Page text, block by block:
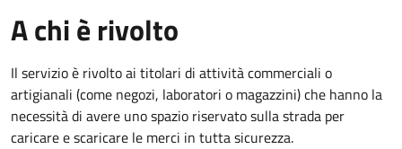
A chi è rivolto
Il servizio è rivolto ai titolari di attività commerciali o
artigianali (come negozi, laboratori o magazzini) che hanno la
necessità di avere uno spazio riservato sulla strada per
caricare e scaricare le merci in tutta sicurezza.